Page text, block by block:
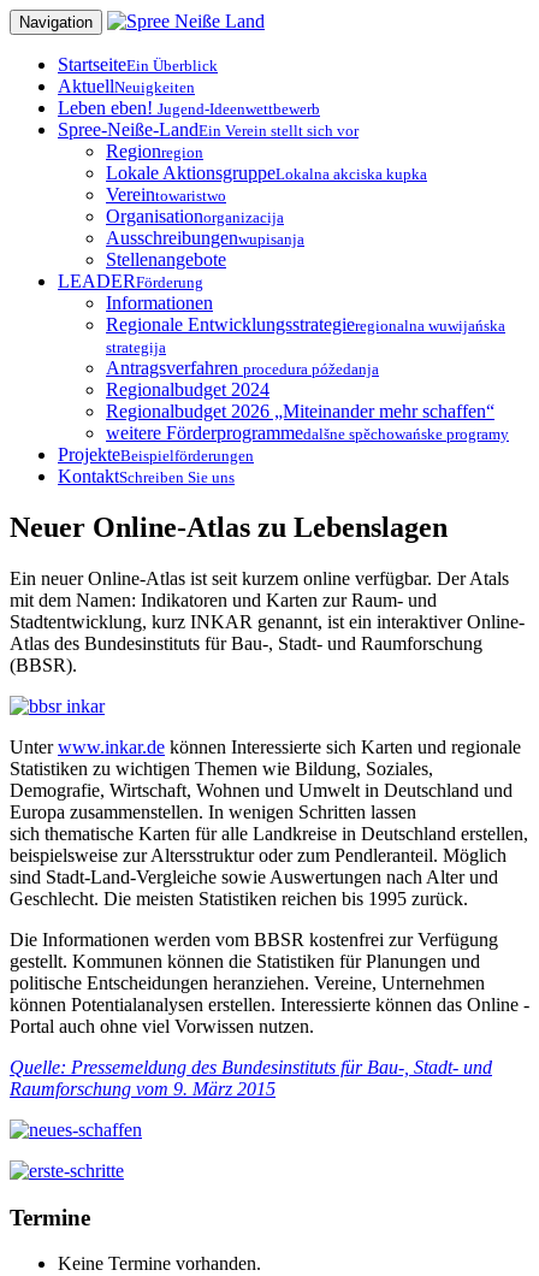
Zum
Inhalt
springen
Navigation
StartseiteEin Überblick
AktuellNeuigkeiten
Leben eben! Jugend-Ideenwettbewerb
Spree-Neiße-LandEin Verein stellt sich vor
Regionregion
Lokale AktionsgruppeLokalna akciska kupka
Vereintowaristwo
Organisationorganizacija
Ausschreibungenwupisanja
Stellenangebote
LEADERFörderung
Informationen
Regionale Entwicklungsstrategieregionalna wuwijańska
strategija
Antragsverfahren procedura póžedanja
Regionalbudget 2024
Regionalbudget 2026 „Miteinander mehr schaffen“
weitere Förderprogrammedalšne spěchowańske programy
ProjekteBeispielförderungen
KontaktSchreiben Sie uns
Neuer Online-Atlas zu Lebenslagen
Ein neuer Online-Atlas ist seit kurzem online verfügbar. Der Atals
mit dem Namen: Indikatoren und Karten zur Raum- und
Stadtentwicklung, kurz INKAR genannt, ist ein in­teraktiver Online-
Atlas des Bundesinstituts für Bau-, Stadt- und Raumforschung
(BBSR).
Unterwww.inkar.de können Interessierte sich Karten und regionale
Statistiken zu wichtigen Themen wie Bildung, Soziales,
Demografie, Wirtschaft, Woh­nen und Umwelt in Deutschland und
Europa zusammen­stellen. In wenigen Schritten lassen
sich thematische Karten für alle Landkreise in Deutschland erstellen,
beispielsweise zur Altersstruktur oder zum Pendleranteil. Möglich
sind Stadt-Land-Vergleiche sowie Auswertungen nach Alter und
Geschlecht. Die meisten Statistiken reichen bis 1995 zurück.
Die Informationen werden vom BBSR kostenfrei zur Verfügung
gestellt. Kommunen können die Statistiken für Planungen und
politische Entscheidungen heranziehen. Vereine, Unternehmen
können Potentialanalysen erstellen. Interessierte können das Online -
Portal auch ohne viel Vorwissen nutzen.
Quelle: Pressemeldung des Bundesinstituts für Bau-, Stadt- und
Raumforschung vom 9. März 2015
Termine
Keine Termine vorhanden.